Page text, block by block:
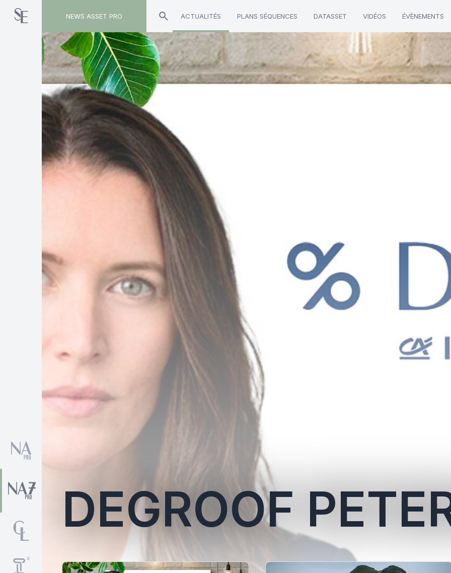
NEWS ASSET PRO ACTUALITÉS PLANS SÉQUENCES DATASSET VIDÉOS ÉVÈNEMENTS
Toute l'actualité sur le tag "Degroof Petercam"
DEGROOF